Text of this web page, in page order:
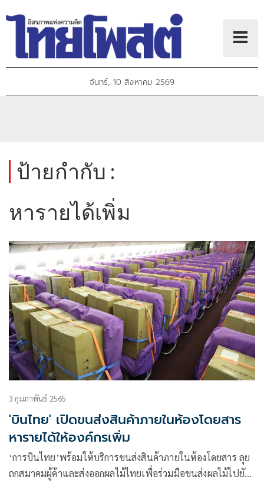
จันทร์, 10 สิงหาคม 2569
ป้ายกำกับ :
หารายได้เพิ่ม
3 กุมภาพันธ์ 2565
'บินไทย' เปิดขนส่งสินค้าภายในห้องโดยสาร
หารายได้ให้องค์กรเพิ่ม
‘การบินไทย’พร้อมให้บริการขนส่งสินค้าภายในห้องโดยสาร ลุย
ถกสมาคมผู้ค้าและส่งออกผลไม้ไทยเพื่อร่วมมือขนส่งผลไม้ไปยัง